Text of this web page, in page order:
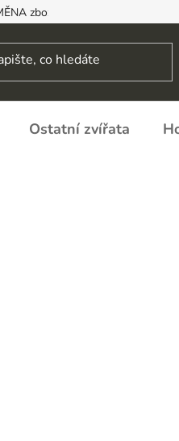
zboží, ODSTOUPENÍ OD
Ostatní zvířata